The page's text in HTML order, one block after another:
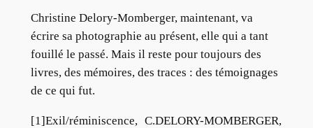
Christine Delory-Momberger, maintenant, va
écrire sa photographie au présent, elle qui a tant
fouillé le passé. Mais il reste pour toujours des
livres, des mémoires, des traces : des témoignages
de ce qui fut.
[1]Exil/réminiscence, C.DELORY-MOMBERGER,